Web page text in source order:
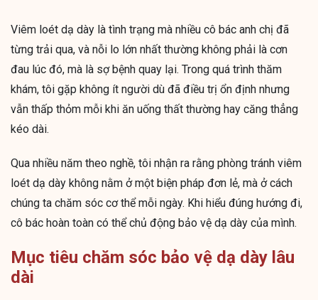
Viêm loét dạ dày là tình trạng mà nhiều cô bác anh chị đã
từng trải qua, và nỗi lo lớn nhất thường không phải là cơn
đau lúc đó, mà là sợ bệnh quay lại. Trong quá trình thăm
khám, tôi gặp không ít người dù đã điều trị ổn định nhưng
vẫn thấp thỏm mỗi khi ăn uống thất thường hay căng thẳng
kéo dài.
Qua nhiều năm theo nghề, tôi nhận ra rằng phòng tránh viêm
loét dạ dày không nằm ở một biện pháp đơn lẻ, mà ở cách
chúng ta chăm sóc cơ thể mỗi ngày. Khi hiểu đúng hướng đi,
cô bác hoàn toàn có thể chủ động bảo vệ dạ dày của mình.
Mục tiêu chăm sóc bảo vệ dạ dày lâu
dài